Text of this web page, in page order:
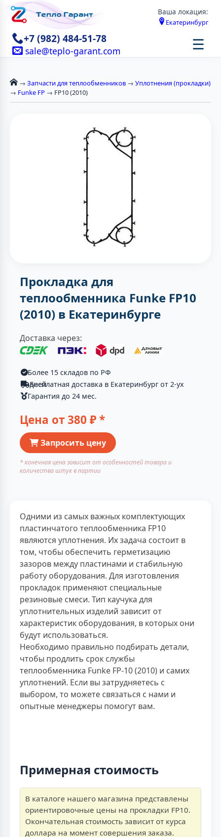
Ваша локация:
Екатеринбург
+7 (982) 484-51-78
sale@teplo-garant.com ☰
→ Запчасти для теплообменников → Уплотнения (прокладки)
→ Funke FP → FP10 (2010)
Прокладка для
теплообменника Funke FP10
(2010) в Екатеринбурге
Доставка через:
Более 15 складов по РФ
Бесплатная доставка в Екатеринбург от 2-ух дней
Гарантия до 24 мес.
Цена от380 ₽ *
Запросить цену
* конечная цена зависит от особенностей товара и
количества штук в партии
Одними из самых важных комплектующих
пластинчатого теплообменника FP10
являются уплотнения. Их задача состоит в
том, чтобы обеспечить герметизацию
зазоров между пластинами и стабильную
работу оборудования. Для изготовления
прокладок применяют специальные
резиновые смеси. Тип каучука для
уплотнительных изделий зависит от
характеристик оборудования, в которых они
будут использоваться.
Необходимо правильно подбирать детали,
чтобы продлить срок службы
теплообменника Funke FP-10 (2010) и самих
уплотнений. Если вы затрудняетесь с
выбором, то можете связаться с нами и
опытные менеджеры помогут вам.
Примерная стоимость
В каталоге нашего магазина представлены
ориентировочные цены на прокладки FP10.
Окончательная стоимость зависит от курса
доллара на момент совершения заказа.